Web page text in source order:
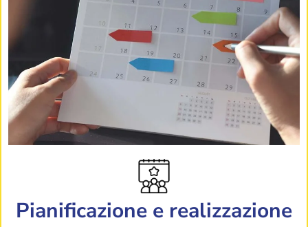
Pianificazione e realizzazione